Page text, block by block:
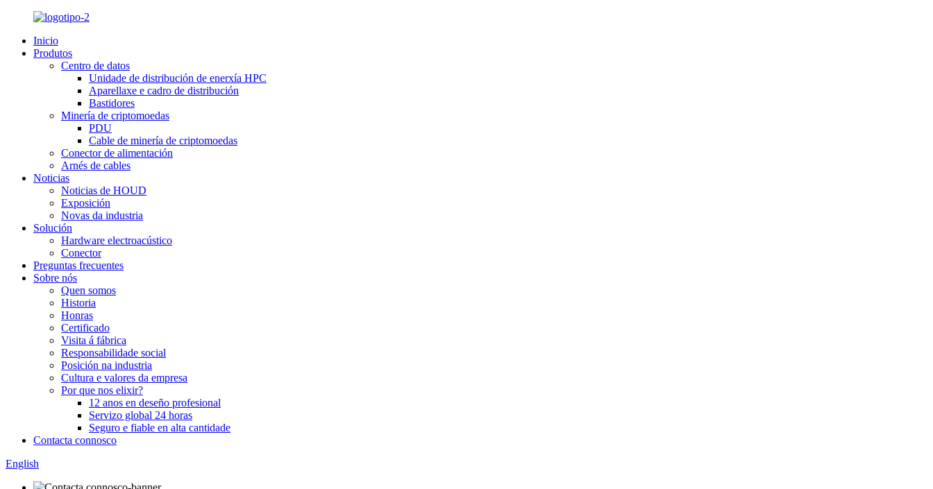
Inicio
Produtos
Centro de datos
Unidade de distribución de enerxía HPC
Aparellaxe e cadro de distribución
Bastidores
Minería de criptomoedas
PDU
Cable de minería de criptomoedas
Conector de alimentación
Arnés de cables
Noticias
Noticias de HOUD
Exposición
Novas da industria
Solución
Hardware electroacústico
Conector
Preguntas frecuentes
Sobre nós
Quen somos
Historia
Honras
Certificado
Visita á fábrica
Responsabilidade social
Posición na industria
Cultura e valores da empresa
Por que nos elixir?
12 anos en deseño profesional
Servizo global 24 horas
Seguro e fiable en alta cantidade
Contacta connosco
English